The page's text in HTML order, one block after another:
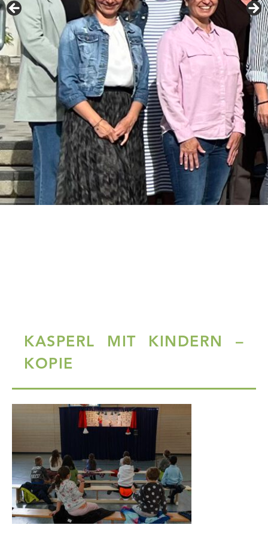
KASPERL MIT KINDERN –
KOPIE